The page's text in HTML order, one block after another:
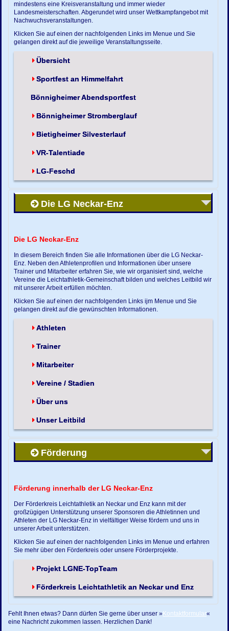
mindestens eine Kreisveranstaltung und immer wieder
Landesmeisterschaften. Abgerundet wird unser Wettkampfangebot mit
Nachwuchsveranstaltungen.
Klicken Sie auf einen der nachfolgenden Links im Menue und Sie
gelangen direkt auf die jeweilige Veranstaltungsseite.
Übersicht
Sportfest an Himmelfahrt
Bönnigheimer Abendsportfest
Bönnigheimer Stromberglauf
Bietigheimer Silvesterlauf
VR-Talentiade
LG-Feschd
Die LG Neckar-Enz
Die LG Neckar-Enz
In diesem Bereich finden Sie alle Informationen über die LG Neckar-
Enz. Neben den Athletenprofilen und Informationen über unsere
Trainer und Mitarbeiter erfahren Sie, wie wir organisiert sind, welche
Vereine die Leichtathletik-Gemeinschaft bilden und welches Leitbild wir
mit unserer Arbeit erfüllen möchten.
Klicken Sie auf einen der nachfolgenden Links ijm Menue und Sie
gelangen direkt auf die gewünschten Informationen.
Athleten
Trainer
Mitarbeiter
Vereine / Stadien
Über uns
Unser Leitbild
Förderung
Förderung innerhalb der LG Neckar-Enz
Der Förderkreis Leichtathletik an Neckar und Enz kann mit der
großzügigen Unterstützung unserer Sponsoren die Athletinnen und
Athleten der LG Neckar-Enz in vielfältiger Weise fördern und uns in
unserer Arbeit unterstützen.
Klicken Sie auf einen der nachfolgenden Links im Menue und erfahren
Sie mehr über den Förderkreis oder unsere Förderprojekte.
Projekt LGNE-TopTeam
Förderkreis Leichtathletik an Neckar und Enz
Fehlt Ihnen etwas? Dann dürfen Sie gerne über unser »Kontaktformular«
eine Nachricht zukommen lassen. Herzlichen Dank!